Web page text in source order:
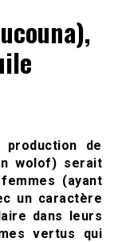
production de
wolof) serait
(ayant
un caractère
dans leurs
vertus qui